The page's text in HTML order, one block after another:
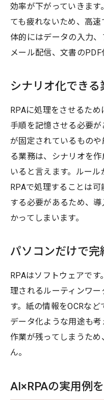
効率が下がっていきま
ても疲れないため、高
体的にはデータの入力
メール配信、文書のPDF
シナリオ化できる
RPAに処理をさせるた
手順を記憶させる必要
が固定されているもの
る業務は、シナリオを
いると言えます。ルー
RPAで処理することは
する必要があるため、
かってしまいます。
パソコンだけで完
RPAはソフトウェアで
理されるルーティンワ
す。紙の情報をOCRな
データ化ような用途も
作業が残ってしまうた
ん。
AI×RPAの実用例